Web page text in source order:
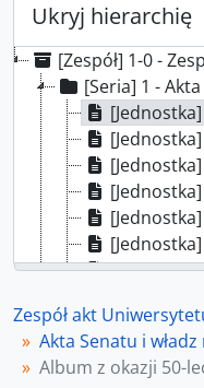
Ukryj hierarchię
[Zespół] 1-0 - Zespół
[Seria] 1 - Akta
[Jednostka]
[Jednostka]
[Jednostka] S_1
[Jednostka] S_2 - Verzeichnis
[Jednostka] S_3 -
[Jednostka] S_4 -
[Jednostka] S_5 -
[Jednostka] S_7 -
[Jednostka] S_8 -
[Jednostka] S_9 -
Zespół akt
Akta Senatu i
Album z okazji 50-